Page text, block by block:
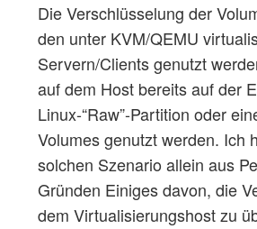
Die Verschlüsselung der
den unter KVM/QEMU
Servern/Clients genutzt
auf dem Host bereits auf der
Linux-“Raw”-Partition oder
Volumes genutzt werden. Ich
solchen Szenario allein aus
Gründen Einiges davon, die
dem Virtualisierungshost zu